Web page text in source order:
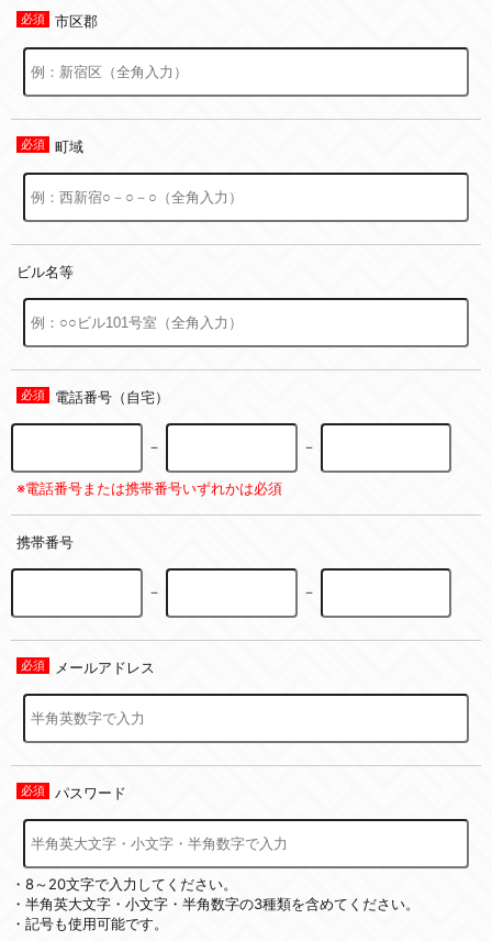
市区郡
町域
ビル名等
電話番号（自宅）
－ －
※電話番号または携帯番号いずれかは必須
携帯番号
－ －
メールアドレス
パスワード
・8～20文字で入力してください。
・半角英大文字・小文字・半角数字の3種類を含めてください。
・記号も使用可能です。